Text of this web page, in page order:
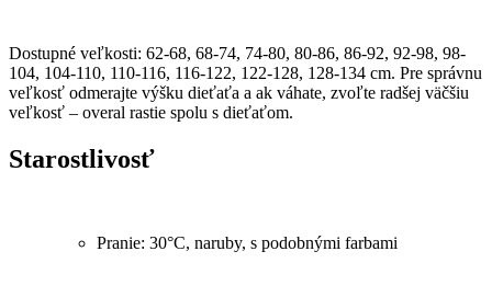
Dostupné veľkosti: 62-68, 68-74, 74-80, 80-86, 86-92, 92-98, 98-
104, 104-110, 110-116, 116-122, 122-128, 128-134 cm. Pre správnu
veľkosť odmerajte výšku dieťaťa a ak váhate, zvoľte radšej väčšiu
veľkosť – overal rastie spolu s dieťaťom.
Starostlivosť
Pranie: 30°C, naruby, s podobnými farbami